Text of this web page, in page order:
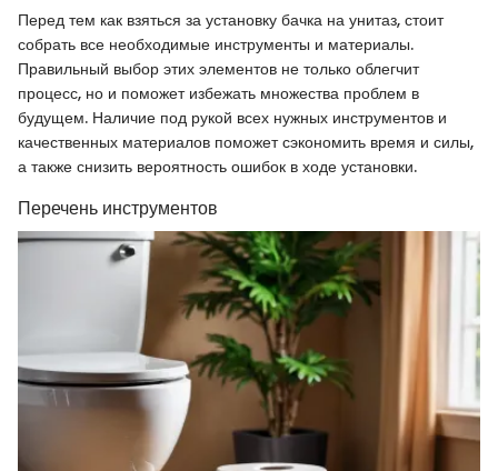
Перед тем как взяться за установку бачка на унитаз, стоит
собрать все необходимые инструменты и материалы.
Правильный выбор этих элементов не только облегчит
процесс, но и поможет избежать множества проблем в
будущем. Наличие под рукой всех нужных инструментов и
качественных материалов поможет сэкономить время и силы,
а также снизить вероятность ошибок в ходе установки.
Перечень инструментов